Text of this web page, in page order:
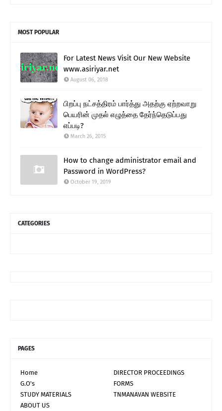
MOST POPULAR
For Latest News Visit Our New Website
www.asiriyar.net
August 06, 2018
பிறப்பு நட்சத்திரம் பார்த்து அதற்கு ஏற்றவாறு
பெயரின் முதல் எழுத்தை தேர்ந்தெடுப்பது
எப்படி?
March 26, 2015
How to change administrator email and
Password in WordPress?
October 19, 2019
CATEGORIES
PAGES
Home
DIRECTOR PROCEEDINGS
G.O's
FORMS
STUDY MATERIALS
TNMANAVAN WEBSITE
ABOUT US